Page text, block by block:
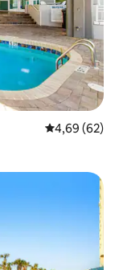
4,69 de uma
4,69 (62)